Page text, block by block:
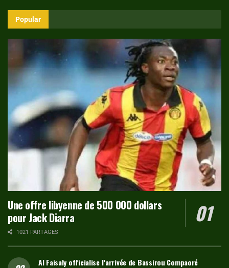
Popular
Une offre libyenne de 500 000 dollars
pour Jack Diarra
1021 PARTAGES
Al Faisaly officialise l’arrivée de Bassirou Compaoré